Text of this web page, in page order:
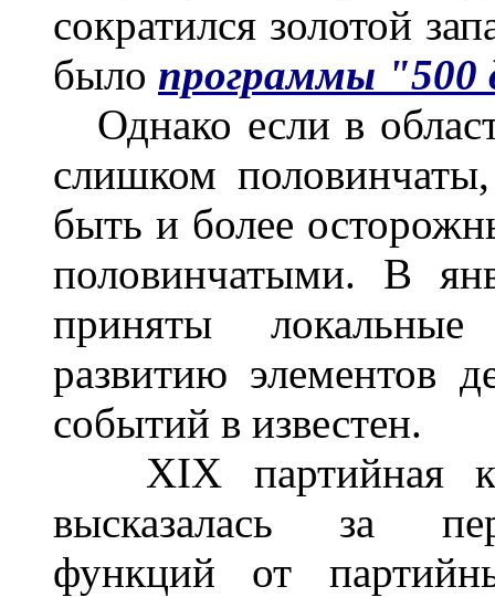
сократился золотой
было программы "500
Однако если в
слишком
быть и более
половинчатыми. В
приняты
развитию элементов
событий в известен.
XIX партийная
высказалась за
функций от